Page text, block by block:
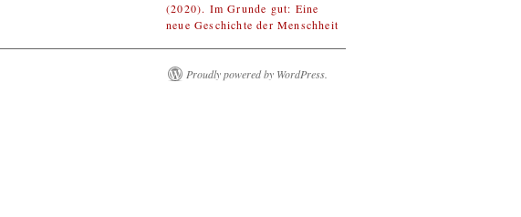
(2020). Im Grunde gut: Eine
neue Geschichte der Menschheit
Proudly powered by WordPress.